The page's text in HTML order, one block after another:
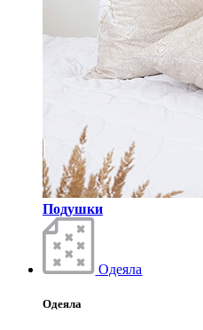
Подушки
Одеяла
Одеяла